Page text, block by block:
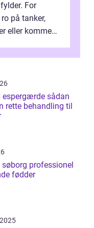
For
på tanker,
eller komme
sådan
rette behandling til
fødder